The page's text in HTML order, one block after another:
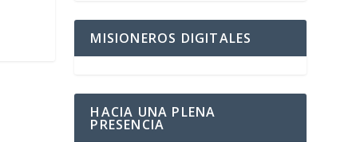
MISIONEROS DIGITALES
HACIA UNA PLENA
PRESENCIA